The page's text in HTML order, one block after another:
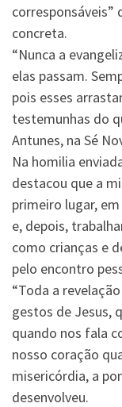
corresponsáveis”
concreta.
“Nunca a
elas passam.
pois esses
testemunhas do
Antunes, na Sé
Na homilia
destacou que a
primeiro lugar,
e, depois,
como crianças e
pelo encontro
“Toda a
gestos de Jesus,
quando nos fala
nosso coração
misericórdia, a
desenvolveu.